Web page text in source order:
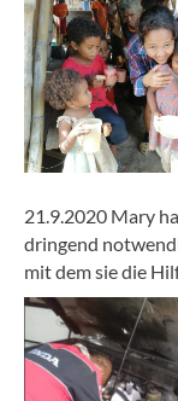
21.9.2020 Mary
dringend
mit dem sie die